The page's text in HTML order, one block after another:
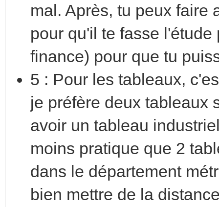
mal. Après, tu peux faire
pour qu'il te fasse
finance) pour que tu
5 : Pour les tableaux,
je préfère deux tableaux
avoir un tableau
moins pratique que 2
dans le département
bien mettre de la